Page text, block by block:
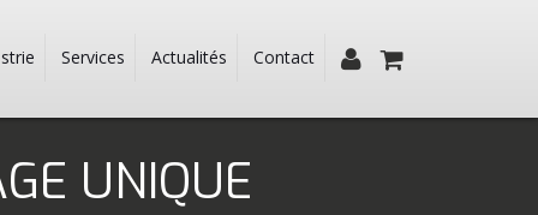
Services Actualités Contact
UNIQUE